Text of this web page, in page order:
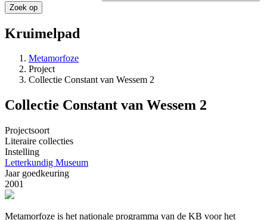
Kruimelpad
Metamorfoze
Project
Collectie Constant van Wessem 2
Collectie Constant van Wessem 2
Projectsoort
Literaire collecties
Instelling
Letterkundig Museum
Jaar goedkeuring
2001
Metamorfoze is het nationale programma van de KB voor het